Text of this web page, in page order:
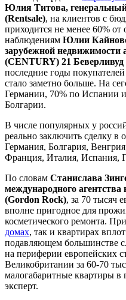
Юлия Титова,
(Rentsale), на клиентов с
приходится не менее 60%
наблюдениям Юлии
зарубежной
(CENTURY) 21
последние годы
стало заметно больше. На
Германии, 70% по Испании
Болгарии.
В числе популярных у
реально заключить сделку в
Германия, Болгария,
Франция, Италия, Испания,
По словам Станислава
международного
(Gordon Rock), за 70 тысяч
вполне пригодное для
косметического ремонта.
домах, так и квартирах
подавляющем большинстве
на периферии европейских
Великобритании за 60-70
малогабаритные квартиры в
эксперт.